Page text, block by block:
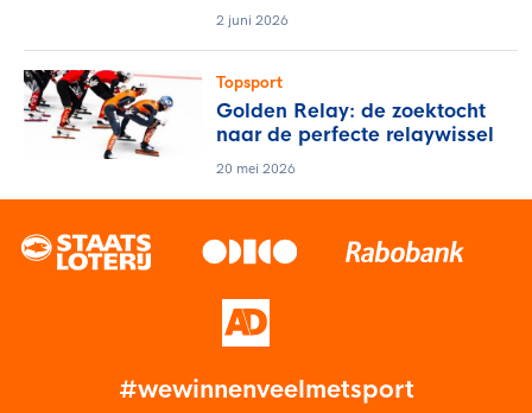
2 juni 2026
Topsport
Golden Relay: de zoektocht
naar de perfecte relaywissel
20 mei 2026
#wewinnenveelmetsport